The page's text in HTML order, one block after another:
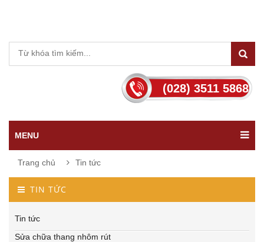
(028) 3511 5868
MENU
Trang chủ Tin tức
TIN TỨC
Tin tức
Sửa chữa thang nhôm rút